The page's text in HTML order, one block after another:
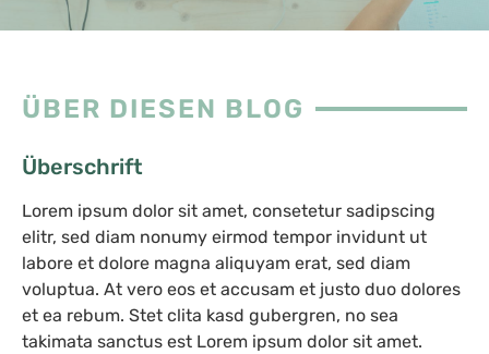
ÜBER DIESEN BLOG
Überschrift
Lorem ipsum dolor sit amet, consetetur sadipscing
elitr, sed diam nonumy eirmod tempor invidunt ut
labore et dolore magna aliquyam erat, sed diam
voluptua. At vero eos et accusam et justo duo dolores
et ea rebum. Stet clita kasd gubergren, no sea
takimata sanctus est Lorem ipsum dolor sit amet.